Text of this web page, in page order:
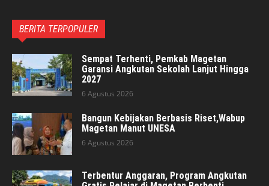
BERITA TERPOPULER
Sempat Terhenti, Pemkab Magetan
Garansi Angkutan Sekolah Lanjut Hingga
2027
6 Agustus 2026
Bangun Kebijakan Berbasis Riset,Wabup
Magetan Manut UNESA
6 Agustus 2026
Terbentur Anggaran, Program Angkutan